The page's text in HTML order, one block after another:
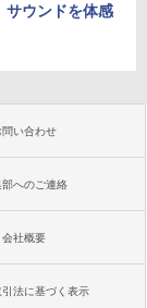
サウンドを体感
問い合わせ
部へのご連絡
会社概要
法に基づく表示